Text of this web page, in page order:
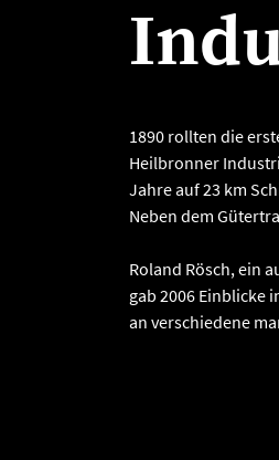
1890 rollten die
Heilbronner
Jahre auf 23 km
Neben dem
Roland Rösch, ein
gab 2006 Einblicke
an verschiedene